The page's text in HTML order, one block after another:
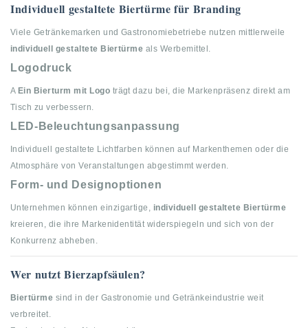
Individuell gestaltete Biertürme für Branding
Viele Getränkemarken und Gastronomiebetriebe nutzen mittlerweile
individuell gestaltete Biertürme als Werbemittel.
Logodruck
A Ein Bierturm mit Logo trägt dazu bei, die Markenpräsenz direkt am
Tisch zu verbessern.
LED-Beleuchtungsanpassung
Individuell gestaltete Lichtfarben können auf Markenthemen oder die
Atmosphäre von Veranstaltungen abgestimmt werden.
Form- und Designoptionen
Unternehmen können einzigartige, individuell gestaltete Biertürme
kreieren, die ihre Markenidentität widerspiegeln und sich von der
Konkurrenz abheben.
Wer nutzt Bierzapfsäulen?
Biertürme sind in der Gastronomie und Getränkeindustrie weit
verbreitet.